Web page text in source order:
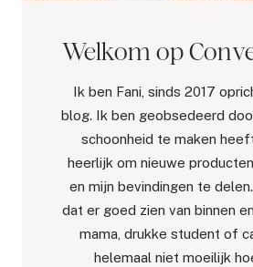
Welkom op
Ik ben Fani, sinds 2017
blog. Ik ben geobsedeerd
schoonheid te maken
heerlijk om nieuwe
en mijn bevindingen te
dat er goed zien van binnen
mama, drukke student of
helemaal niet moeilijk